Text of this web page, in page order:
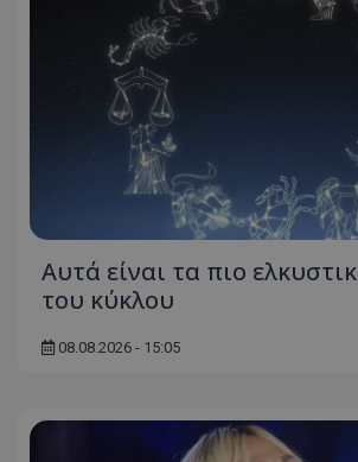
Αυτά είναι τα πιο
του κύκλου
08.08.2026 - 15:05